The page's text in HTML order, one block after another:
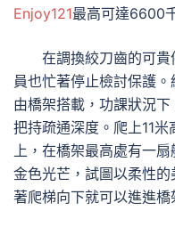
Enjoy121最高可達6600
在調換絞刀齒的可
員也忙著停止檢討保護
由橋架搭載，功課狀況
把持疏通深度。爬上11
上，在橋架最高處有一
金色光芒，試圖以柔性
著爬梯向下就可以進進橋